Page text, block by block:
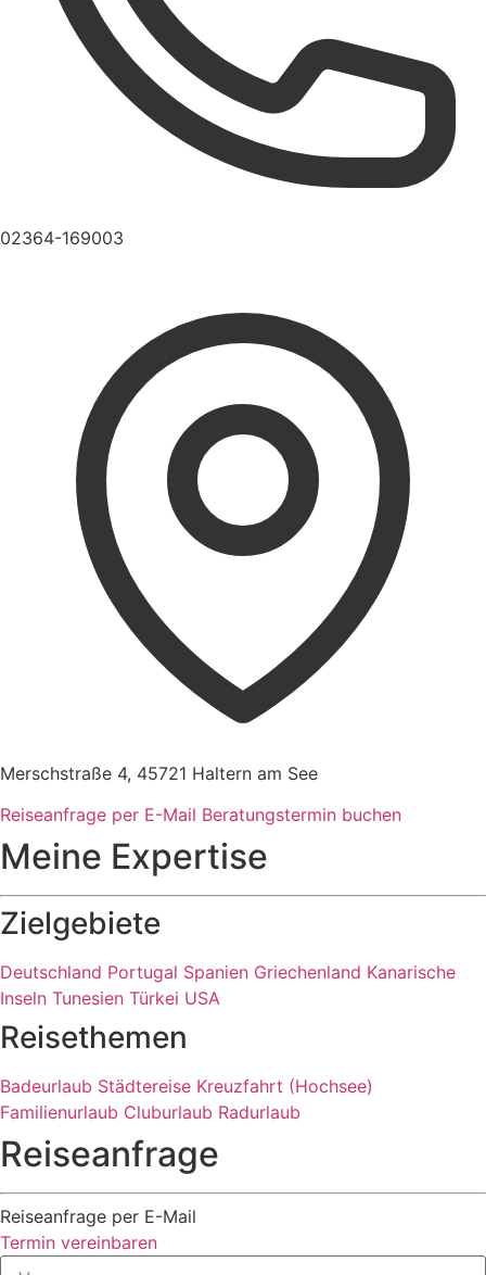
02364-169003
Merschstraße 4, 45721 Haltern am See
Reiseanfrage per E-Mail Beratungstermin buchen
Meine Expertise
Zielgebiete
Deutschland Portugal Spanien Griechenland Kanarische
Inseln Tunesien Türkei USA
Reisethemen
Badeurlaub Städtereise Kreuzfahrt (Hochsee)
Familienurlaub Cluburlaub Radurlaub
Reiseanfrage
Reiseanfrage per E-Mail
Termin vereinbaren